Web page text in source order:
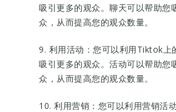
吸引更多的观众。聊天可以帮助您
众，从而提高您的观众数量。
9. 利用活动：您可以利用Tiktok上
吸引更多的观众。活动可以帮助您
众，从而提高您的观众数量。
10. 利用营销：您可以利用营销活